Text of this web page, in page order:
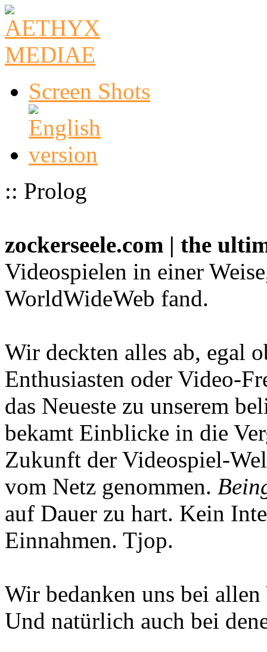
Screen Shots
:: Prolog
zockerseele.com | the
Videospielen in einer
WorldWideWeb fand.
Wir deckten alles ab, egal
Enthusiasten oder Video-
das Neueste zu unserem
bekamt Einblicke in die
Zukunft der Videospiel-
vom Netz genommen.
auf Dauer zu hart. Kein
Einnahmen. Tjop.
Wir bedanken uns bei
Und natürlich auch bei